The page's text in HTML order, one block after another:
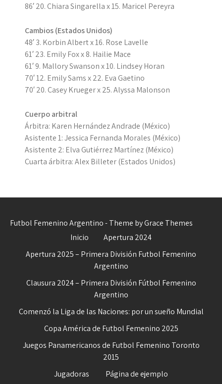
86′ 20. Chiara Singarella x 15. Maricel Pereyra
Cambios (Estados Unidos)
48′ 3. Korbin Albert x 16. Rose Lavelle
61′ 23. Emily Fox x 8. Hailie Mace
61′ 9. Mallory Swanson x 10. Lindsey Horan
70′ 12. Emily Sams x 22. Eva Gaetino
70′ 20. Casey Krueger x 25. Alyssa Malonson
Cuerpo arbitral
Árbitra: Karen Hernández Andrade (México)
Asistente 1: Jessica Fernanda Morales (México)
Asistente 2: Elva Gutiérrez Martínez (México)
Cuarta árbitra: Alex Billeter (Estados Unidos)
Futbol Femenino Argentino - Theme by Grace Themes
Inicio
Apertura 2024
Apertura 2025 – Primera División Futbol Femenino
Argentino
Clausura 2024 – Primera División Fútbol Femenino
Argentino
Comenzó la Liga de las Naciones: por un sueño Mundial
Copa América de Futbol Femenino 2025
Juegos Panamericanos de Futbol Femenino Toronto
2015
Jugadoras
Página de ejemplo